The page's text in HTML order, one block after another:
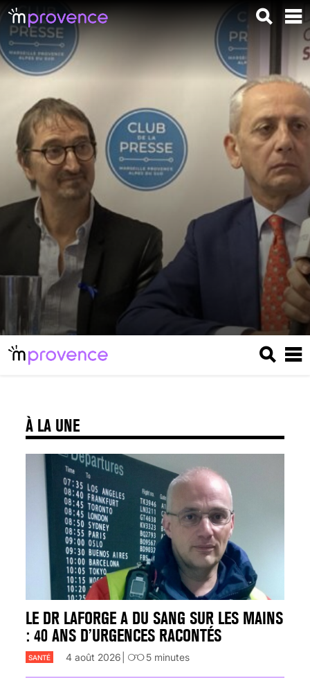
À LA UNE
LE DR LAFORGE A DU SANG SUR LES MAINS
: 40 ANS D’URGENCES RACONTÉS
SANTÉ 4 août 2026 5 minutes